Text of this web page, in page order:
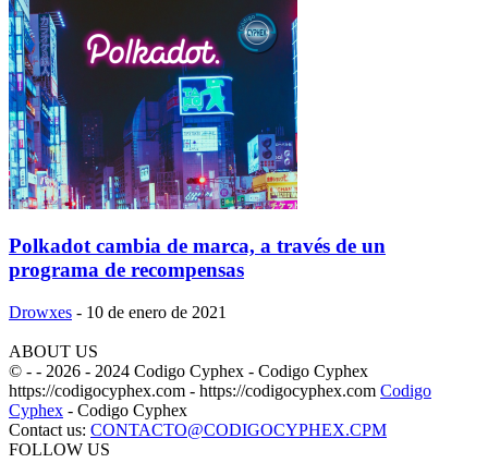
Polkadot cambia de marca, a través de un
programa de recompensas
Drowxes - 10 de enero de 2021
ABOUT US
© - - 2026 - 2024 Codigo Cyphex - Codigo Cyphex
https://codigocyphex.com - https://codigocyphex.com Codigo
Cyphex - Codigo Cyphex
Contact us: CONTACTO@CODIGOCYPHEX.CPM
FOLLOW US